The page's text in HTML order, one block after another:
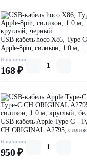
USB-кабель hoco X86, Type-
Apple-8pin, силикон, 1.0 м,
круглый, черный
В наличии
168 ₽
USB-кабель Apple Type-C -
CH ORIGINAL A2795,
1.0 м, круглый, белый
В наличии
950 ₽